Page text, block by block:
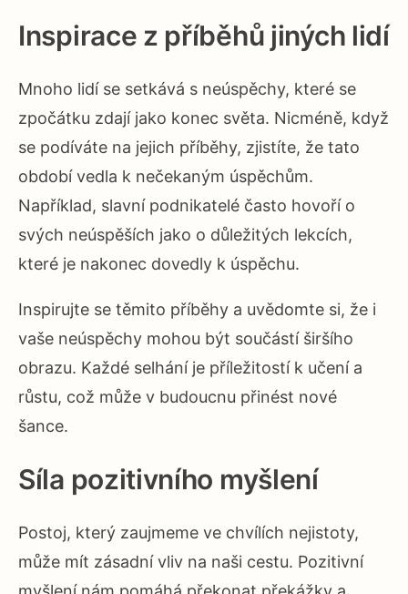
Inspirace z příběhů jiných lidí
Mnoho lidí se setkává s neúspěchy, které se
zpočátku zdají jako konec světa. Nicméně, když
se podíváte na jejich příběhy, zjistíte, že tato
období vedla k nečekaným úspěchům.
Například, slavní podnikatelé často hovoří o
svých neúspěších jako o důležitých lekcích,
které je nakonec dovedly k úspěchu.
Inspirujte se těmito příběhy a uvědomte si, že i
vaše neúspěchy mohou být součástí širšího
obrazu. Každé selhání je příležitostí k učení a
růstu, což může v budoucnu přinést nové
šance.
Síla pozitivního myšlení
Postoj, který zaujmeme ve chvílích nejistoty,
může mít zásadní vliv na naši cestu. Pozitivní